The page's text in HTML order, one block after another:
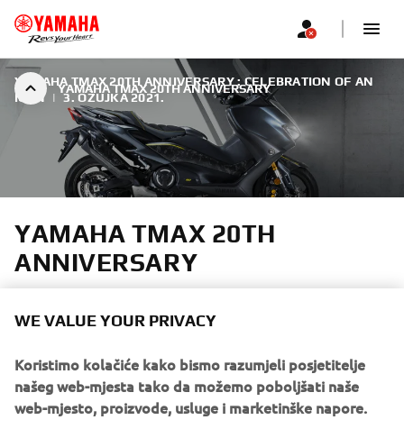
YAMAHA TMAX 20TH ANNIVERSARY
YAMAHA TMAX 20TH ANNIVERSARY : CELEBRATION OF AN
ICON | 3. OŽUJKA 2021.
YAMAHA TMAX 20TH
ANNIVERSARY
the past two decades, Yamaha introduce the new TMAX
WE VALUE YOUR PRIVACY
Koristimo kolačiće kako bismo razumjeli posjetitelje
našeg web-mjesta tako da možemo poboljšati naše
web-mjesto, proizvode, usluge i marketinške napore.